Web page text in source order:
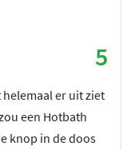
5
er uit ziet
een Hotbath
knop in de doos